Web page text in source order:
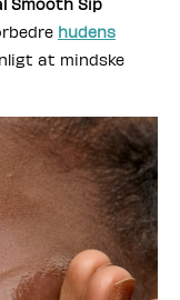
Smooth Sip
hudens
at mindske